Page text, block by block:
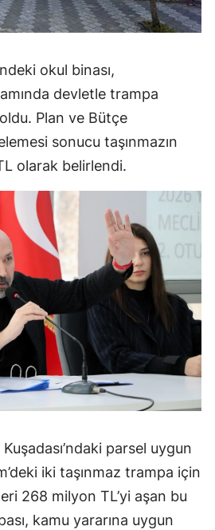
okul binası,
devletle trampa
Plan ve Bütçe
sonucu taşınmazın
olarak belirlendi.
parsel uygun
iki taşınmaz trampa için
268 milyon TL’yi aşan bu
kamu yararına uygun